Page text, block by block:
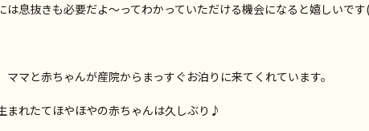
は息抜きも必要だよ～ってわかっていただける機会になると嬉しいです
ママと赤ちゃんが産院からまっすぐお泊りに来てくれています。
まれたてほやほやの赤ちゃんは久しぶり♪